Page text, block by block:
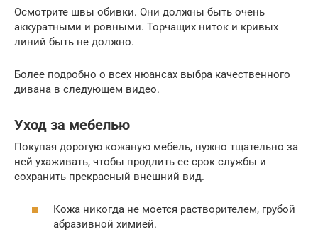
Осмотрите швы обивки. Они должны быть очень
аккуратными и ровными. Торчащих ниток и кривых
линий быть не должно.
Более подробно о всех нюансах выбра качественного
дивана в следующем видео.
Уход за мебелью
Покупая дорогую кожаную мебель, нужно тщательно за
ней ухаживать, чтобы продлить ее срок службы и
сохранить прекрасный внешний вид.
Кожа никогда не моется растворителем, грубой
абразивной химией.